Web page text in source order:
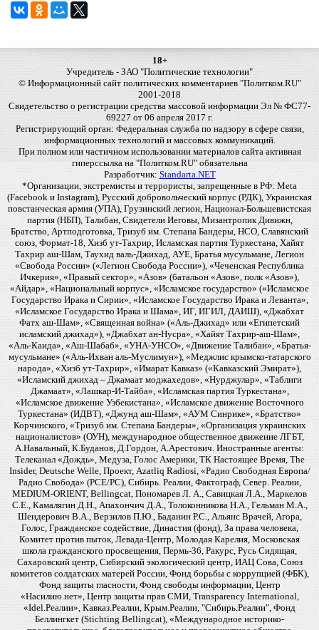
18+
Учредитель - ЗАО "Политические технологии"
© Информационный сайт политических комментариев "Политком.RU"
2001-2018
Свидетельство о регистрации средства массовой информации Эл № ФС77-
69227 от 06 апреля 2017 г.
Регистрирующий орган: Федеральная служба по надзору в сфере связи,
информационных технологий и массовых коммуникаций.
При полном или частичном использовании материалов сайта активная
гиперссылка на "Политком.RU" обязательна
Разработчик: Standarta.NET
*Организации, экстремисты и террористы, запрещенные в РФ: Meta
(Facebook и Instagram), Русский добровольческий корпус (РДК), Украинская
повстанческая армия (УПА), Грузинский легион, Национал-Большевистская
партия (НБП), Талибан, Свидетели Иеговы, Мизантропик Дивижн,
Братство, Артподготовка, Тризуб им. Степана Бандеры, НСО, Славянский
союз, Формат-18, Хизб ут-Тахрир, Исламская партия Туркестана, Хайят
Тахрир аш-Шам, Таухид валь-Джихад, АУЕ, Братья мусульмане, Легион
«Свобода России» («Легион Свобода России»), «Чеченская Республика
Ичкерия», «Правый сектор», «Азов» (батальон «Азов», полк «Азов»),
«Айдар», «Национальный корпус», «Исламское государство» («Исламское
Государство Ирака и Сирии», «Исламское Государство Ирака и Леванта»,
«Исламское Государство Ирака и Шама», ИГ, ИГИЛ, ДАИШ), «Джабхат
Фатх аш-Шам», «Священная война» («Аль-Джихад» или «Египетский
исламский джихад»), «Джабхат ан-Нусра», «Хайят Тахрир-аш-Шам»,
«Аль-Каида», «Аш-Шабаб», «УНА-УНСО», «Движение Талибан», «Братья-
мусульмане» («Аль-Ихван аль-Муслимун»), «Меджлис крымско-татарского
народа», «Хизб ут-Тахрир», «Имарат Кавказ» («Кавказский Эмират»),
«Исламский джихад – Джамаат моджахедов», «Нурджулар», «Таблиги
Джамаат», «Лашкар-И-Тайба», «Исламская партия Туркестана»,
«Исламское движение Узбекистана», «Исламское движение Восточного
Туркестана» (ИДВТ), «Джунд аш-Шам», «АУМ Синрике», «Братство»
Корчинского, «Тризуб им. Степана Бандеры», «Организация украинских
националистов» (ОУН), международное общественное движение ЛГБТ,
А.Навальный, К.Буданов, Д.Гордон, А.Арестович. Иностранные агенты:
Телеканал «Дождь», Медуза, Голос Америки, ТК Настоящее Время, The
Insider, Deutsche Welle, Проект, Azatliq Radiosi, «Радио Свободная Европа/
Радио Свобода» (PCE/PC), Сибирь. Реалии, Фактограф, Север. Реалии,
MEDIUM-ORIENT, Bellingcat, Пономарев Л. А., Савицкая Л.А., Маркелов
С.Е., Камалягин Д.Н., Апахончич Д.А., Толоконникова Н.А., Гельман М.А.,
Шендерович В.А., Верзилов П.Ю., Баданин Р.С., Альянс Врачей, Агора,
Голос, Гражданское содействие, Династия (фонд), За права человека,
Комитет против пыток, Левада-Центр, Молодая Карелия, Московская
школа гражданского просвещения, Пермь-36, Ракурс, Русь Сидящая,
Сахаровский центр, Сибирский экологический центр, ИАЦ Сова, Союз
комитетов солдатских матерей России, Фонд борьбы с коррупцией (ФБК),
Фонд защиты гласности, Фонд свободы информации, Центр
«Насилию.нет», Центр защиты прав СМИ, Transparency International,
«Idel.Реалии», Кавказ.Реалии, Крым.Реалии, "Сибирь.Реалии", Фонд
Беллингкет (Stichting Bellingcat), «Международное историко-